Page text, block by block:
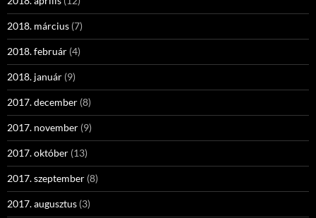
2018. március (7)
2018. február (4)
2018. január (9)
2017. december (8)
2017. november (9)
2017. október (13)
2017. szeptember (8)
2017. augusztus (3)